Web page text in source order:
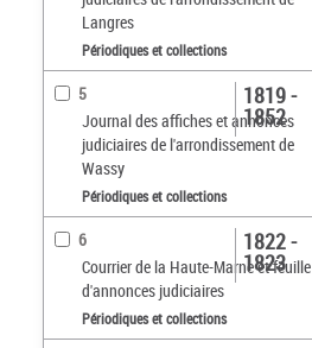
Langres
Périodiques et collections
5
Journal des affiches et annonces
judiciaires de l'arrondissement de
Wassy
1819 -
1852
Périodiques et collections
6
Courrier de la Haute-Marne et feuille
d'annonces judiciaires
1822 -
1823
Périodiques et collections